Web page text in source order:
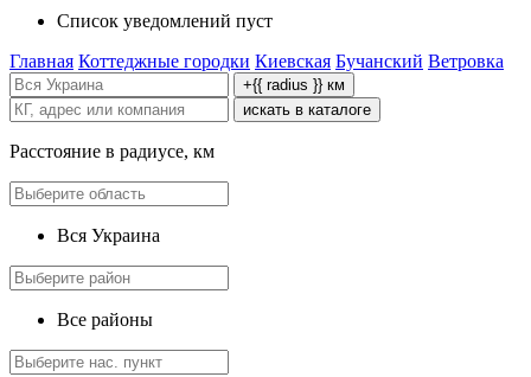
Список уведомлений пуст
Главная Коттеджные городки Киевская Бучанский Ветровка
+{{ radius }} км
искать в каталоге
Расстояние в радиусе, км
Вся Украина
Все районы